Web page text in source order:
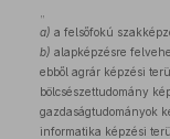
a) a felsőfokú
b) alapképzésre
ebből agrár képzési
bölcsészettudomány
gazdaságtudományok
informatika képzési